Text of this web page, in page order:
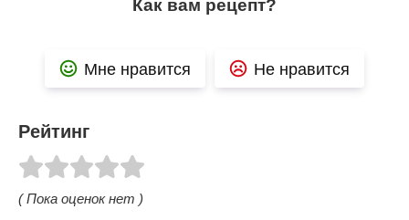
Как вам рецепт?
Мне нравится Не нравится
Рейтинг
( Пока оценок нет )